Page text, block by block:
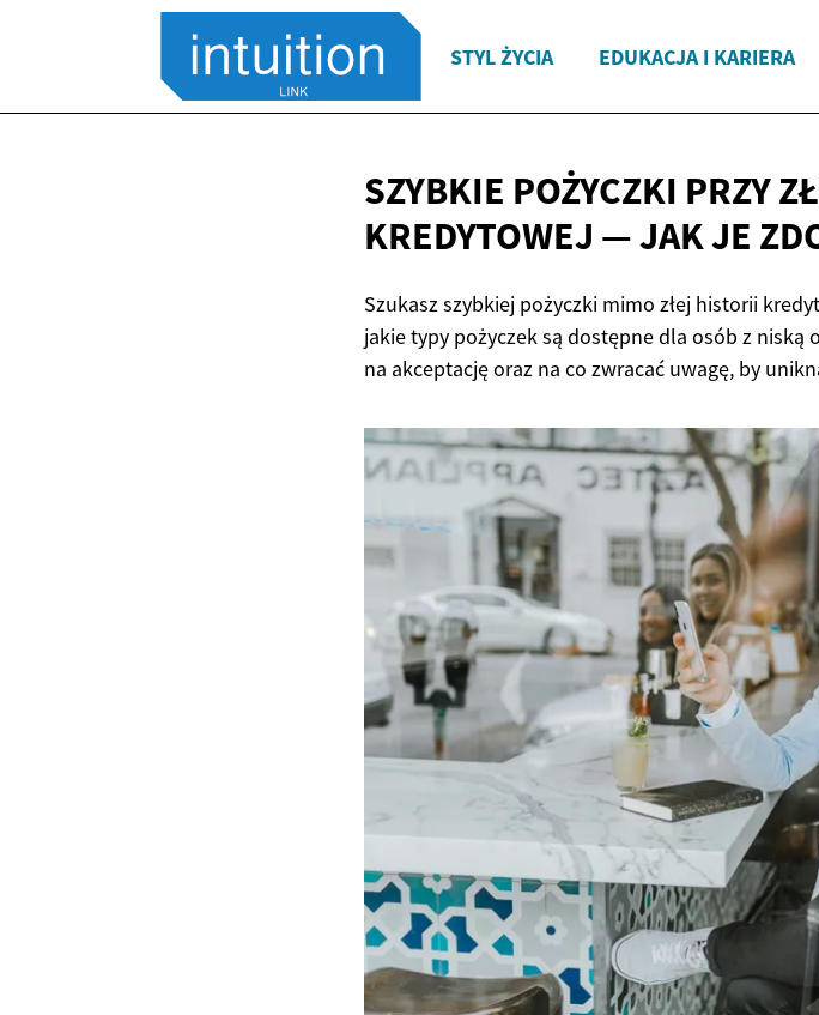
STYL ŻYCIA EDUKACJA I KARIERA
SZYBKIE POŻYCZKI PRZY
KREDYTOWEJ — JAKJE
Szukasz szybkiej pożyczki mimo złej historii
jakie typy pożyczek są dostępne dla osób z
na akceptację oraz na co zwracać uwagę, by